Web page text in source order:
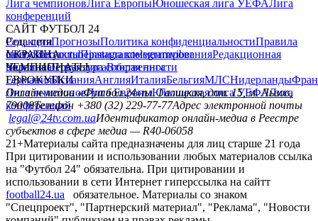
Лига чемпионовЛига ЕвропыЮношеская лига УЕФАЛига
конференций
САЙТ ФУТБОЛ 24
РедакцияПрогнозыПолитика конфиденциальностиПравила
сайтуКонтактыПравила комментированияРедакционная
политикаСтруктура собственности
Соц. сети
facebookxyoutubeinstagramtelegramviber
УКРАИНА
УкраинаПервая лигаВторая лига
ЧЕМПИОНАТЫ
ГерманияИспанияАнглияИталияБельгияМЛСНидерланды
ЕВРОКУБКИ
Лига чемпионовЛига ЕвропыЮношеская лига УЕФАЛига
конференций
Онлайн-медиа «Футбол 24»пл. Галицкая, дом. 15, м. Львов,
79008Телефон +380 (32) 229-77-77Адрес электронной почты
legal@24tv.com.uaИдентификатор онлайн-медиа в Реестре
субъектов в сфере медиа — R40-06058
21+Материалы сайта предназначены для лиц старше 21 года
При цитировании и использовании любых материалов ссылка
на "Футбол 24" обязательна. При цитировании и
использовании в сети Интернет гиперссылка на сайтт
football24.ua
обязательное. Материалы со знаком
"Спецпроект", "Партнерский материал", "Реклама", "Новости